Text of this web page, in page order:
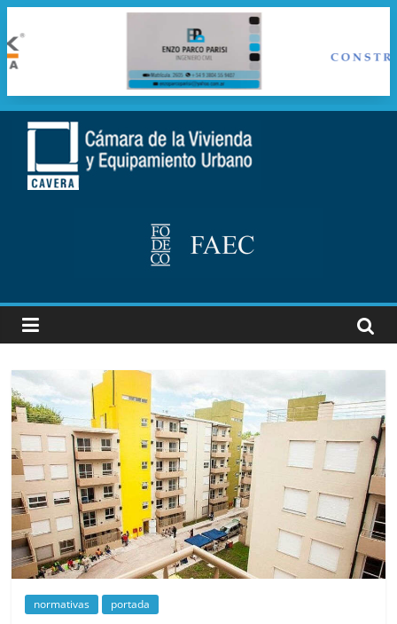
Saltar
contenido
cavera
y
Equipamiento
Urbano
normativas portada